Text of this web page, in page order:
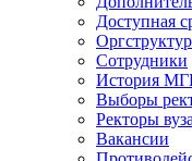
Доступная
Сотрудники
История
Выборы
Ректоры вуза
Вакансии